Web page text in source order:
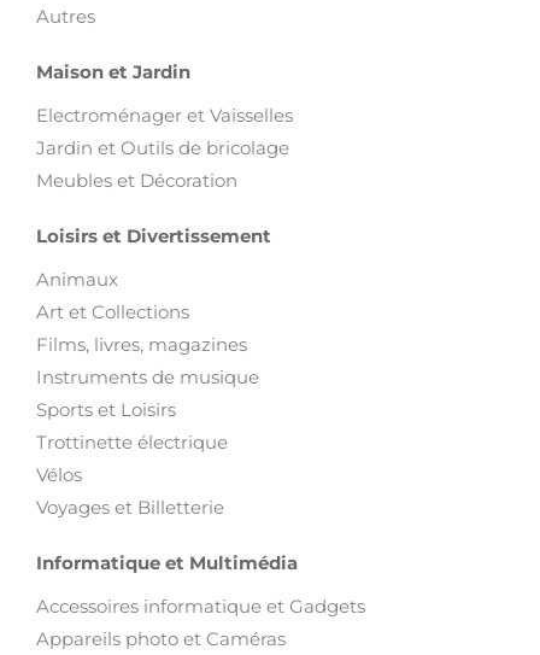
Autres
Maison et Jardin
Electroménager et Vaisselles
Jardin et Outils de bricolage
Meubles et Décoration
Loisirs et Divertissement
Animaux
Art et Collections
Films, livres, magazines
Instruments de musique
Sports et Loisirs
Trottinette électrique
Vélos
Voyages et Billetterie
Informatique et Multimédia
Accessoires informatique et Gadgets
Appareils photo et Caméras